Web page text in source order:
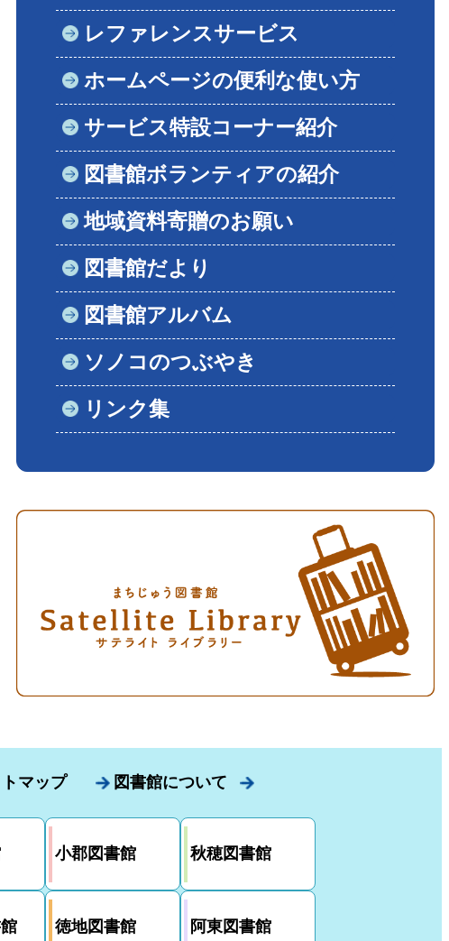
レファレンスサービス
ホームページの便利な使い方
サービス特設コーナー紹介
図書館ボランティアの紹介
地域資料寄贈のお願い
図書館だより
図書館アルバム
ソノコのつぶやき
リンク集
マップ 図書館について
小郡図書館 秋穂図書館
徳地図書館 阿東図書館